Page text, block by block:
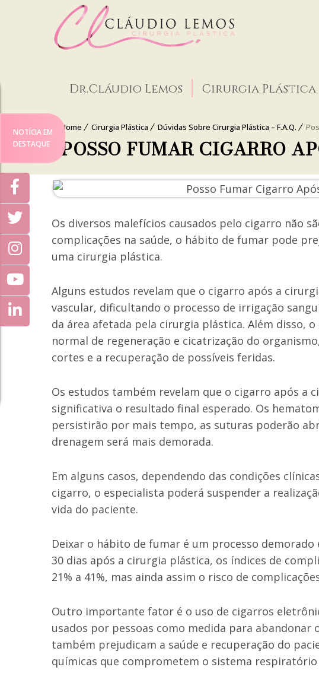
Dr.Cláudio Lemos Cirurgia Plástica
Home Cirurgia Plástica Dúvidas Sobre Cirurgia Plástica – F.A.Q.
POSSO FUMAR CIGARRO
Os diversos malefícios causados pelo cigarro não
complicações na saúde, o hábito de fumar pode
uma cirurgia plástica.
Alguns estudos revelam que o cigarro após a
vascular, dificultando o processo de irrigação
da área afetada pela cirurgia plástica. Além disso,
normal de regeneração e cicatrização do
cortes e a recuperação de possíveis feridas.
Os estudos também revelam que o cigarro após a
significativa o resultado final esperado. Os
persistirão por mais tempo, as suturas poderão
drenagem será mais demorada.
Em alguns casos, dependendo das condições
cigarro, o especialista poderá suspender a
vida do paciente.
Deixar o hábito de fumar é um processo
30 dias após a cirurgia plástica, os índices de
21% a 41%, mas ainda assim o risco de
Outro importante fator é o uso de cigarros
usados por pessoas como medida para
também prejudicam a saúde e recuperação do
químicas que comprometem o sistema respiratório
NOTÍCIA EM
DESTAQUE